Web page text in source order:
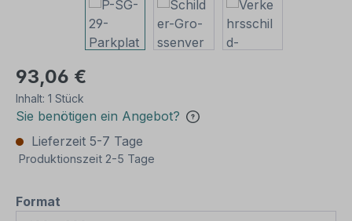
93,06 €
Inhalt: 1 Stück
Sie benötigen ein Angebot?
Lieferzeit 5-7 Tage
Produktionszeit 2-5 Tage
Format